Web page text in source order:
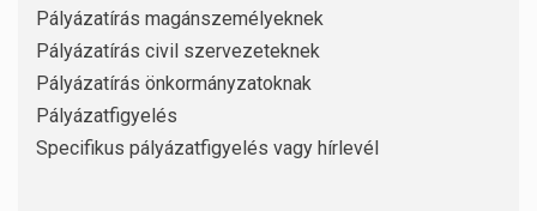
Pályázatírás magánszemélyeknek
Pályázatírás civil szervezeteknek
Pályázatírás önkormányzatoknak
Pályázatfigyelés
Specifikus pályázatfigyelés vagy hírlevél